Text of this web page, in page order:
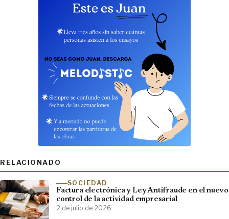
RELACIONADO
SOCIEDAD
Factura electrónica y Ley Antifraude en el nuevo
control de la actividad empresarial
2 de julio de 2026